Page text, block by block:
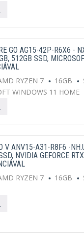
GO AG15-42P-R6X6 -
512GB SSD,
RYZEN 7 16GB
WINDOWS 11 HOME
V ANV15-A31-R8F6 -
NVIDIA GEFORCE
RYZEN 7 16GB